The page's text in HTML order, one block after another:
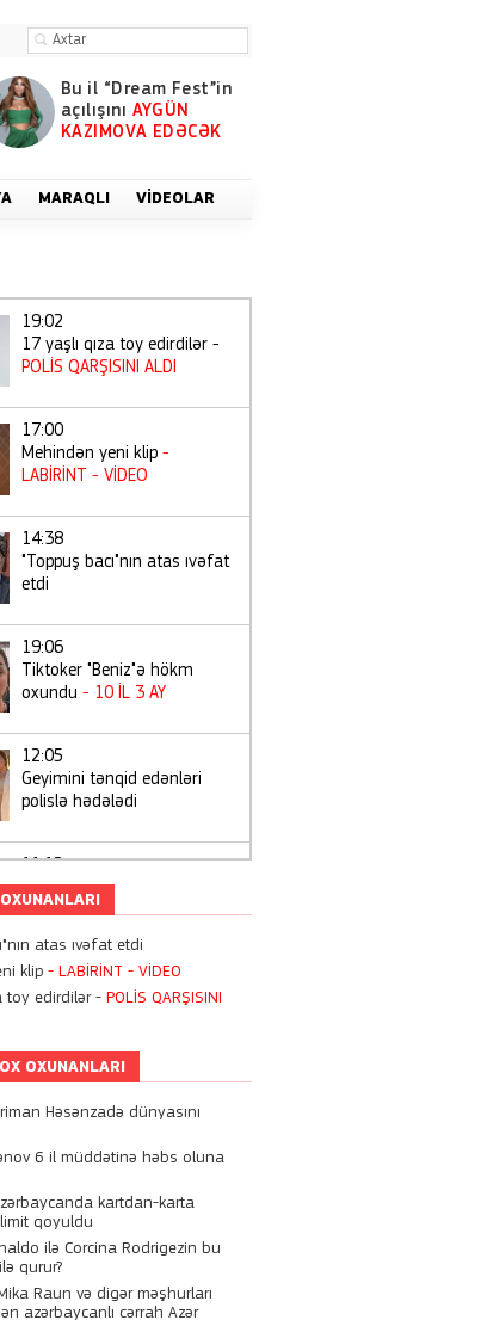
Bu il “Dream Fest”in
açılışını AYGÜN
KAZIMOVA EDƏCƏK
MARAQLI VIDEOLAR
19:02
17 yaşlı qıza toy edirdilər -
POLİS QARŞISINI ALDI
17:00
Mehindən yeni klip -
LABİRİNT - VİDEO
14:38
"Toppuş bacı"nın atas ıvəfat
etdi
19:06
Tiktoker "Beniz"ə hökm
oxundu - 10 İL 3 AY
12:05
Geyimini tənqid edənləri
polislə hədələdi
11:12
Bugündən Azərbaycanda
kartdan-karta köçürmələrə
limit qoyuldu
22:55
Zaur Kamalın oğlunun
FOTOLAR
“9 ildir ki, Bakıda, ata
Əliyeva
10:07
Həsənzadə dünyasını
atas ıvəfat etdi
klip - LABİRİNT - VİDEO
toy edirdilər - POLİS QARŞISINI
OXUNANLARI
Həsənzadə dünyasını
6 il müddətinə həbs oluna
kartdan-karta
qoyuldu
ilə Corcina Rodrigezin bu
qurur?
Raun və digər məşhurları
azərbaycanlı cərrah Azər